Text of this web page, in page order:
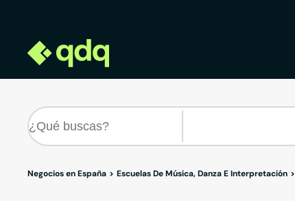
Negocios en España Escuelas De Música, Danza E Interpretación